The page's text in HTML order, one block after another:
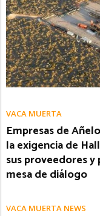
VACA MUERTA
Empresas de
la exigencia de
sus proveedores y
mesa de diálogo
VACA MUERTA NEWS